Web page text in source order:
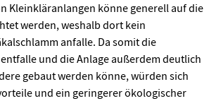
Kleinkläranlangen könne generell auf die
werden, weshalb dort kein
anfalle. Da somit die
und die Anlage außerdem deutlich
gebaut werden könne, würden sich
und ein geringerer ökologischer